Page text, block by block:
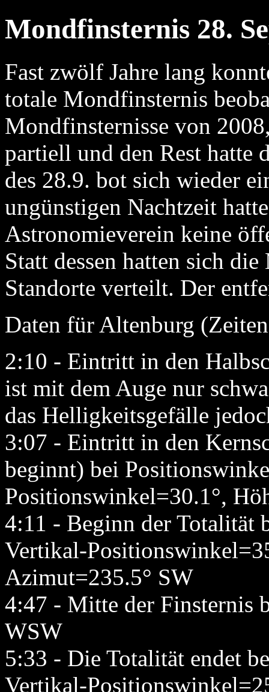
Mondfinsternis 28.
Fast zwölf Jahre lang
totale Mondfinsternis
Mondfinsternisse von
partiell und den Rest hatte
des 28.9. bot sich wieder
ungünstigen Nachtzeit
Astronomieverein keine
Statt dessen hatten sich
Standorte verteilt. Der
Daten für Altenburg
2:10 - Eintritt in den
ist mit dem Auge nur
das Helligkeitsgefälle
3:07 - Eintritt in den
beginnt) bei
Positionswinkel=30.1°,
4:11 - Beginn der Totalität
Vertikal-
Azimut=235.5° SW
4:47 - Mitte der Finsternis
WSW
5:33 - Die Totalität endet
Vertikal-